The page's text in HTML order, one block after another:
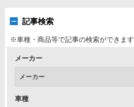
記事検索
※車種・商品等で記事の検索ができます
メーカー
車種